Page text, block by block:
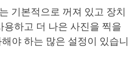
기본적으로 꺼져 있고 장치
용하고 더 나은 사진을 찍을
야 하는 많은 설정이 있습니